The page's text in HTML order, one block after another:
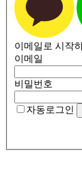
이메일로 시작하
이메일
비밀번호
자동로그인